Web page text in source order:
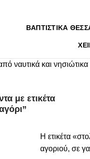
ΒΑΠΤΙΣΤΙΚΑ
ναυτικά και
με ετικέτα
Η ετικέτα
αγοριού, σε